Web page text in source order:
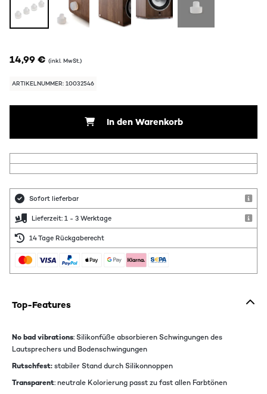
14,99 € (inkl. MwSt.)
ARTIKELNUMMER: 10032546
In den Warenkorb
Sofort lieferbar
Lieferzeit: 1 - 3 Werktage
14 Tage Rückgaberecht
Top-Features
No bad vibrations: Silikonfüße absorbieren Schwingungen des
Lautsprechers und Bodenschwingungen
Rutschfest:stabiler Stand durch Silikonnoppen
Transparent: neutrale Kolorierung passt zu fast allen Farbtönen